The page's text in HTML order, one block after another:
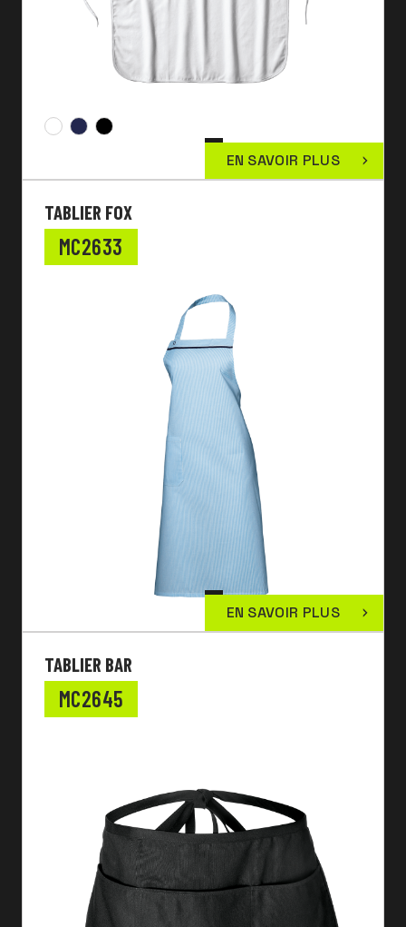
EN SAVOIR PLUS
TABLIER FOX
MC2633
EN SAVOIR PLUS
TABLIER BAR
MC2645